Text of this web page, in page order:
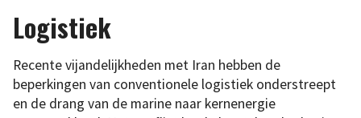
Logistiek
Recente vijandelijkheden met Iran hebben de
beperkingen van conventionele logistiek onderstreept
en de drang van de marine naar kernenergie